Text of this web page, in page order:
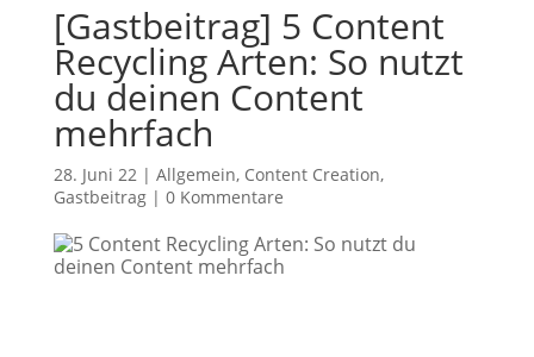
[Gastbeitrag] 5 Content
Recycling Arten: So nutzt
du deinen Content
mehrfach
28. Juni 22| Allgemein, Content Creation,
Gastbeitrag| 0 Kommentare